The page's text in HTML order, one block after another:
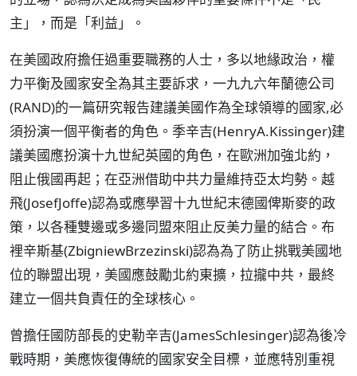
主」，而是「利益」。
在美國政府擔任過重要職務的人士，多以地緣政治，權
力平衡及國家安全為其主要訴求，一九九六年蘭德公司
(RAND)的一篇研究報告建議美國作為全球領導的國家,必
須扮演一個平衡者的角色。季辛吉(HenryA.Kissinger)建
議美國應扮演十九世紀英國的角色，在歐洲加強北約，
阻止俄國再起；在亞洲借助中共力量維持亞太均勢。越
飛(JosefJoffe)認為或應學習十九世紀末德國俾斯麥的政
策，以各種雙邊或多邊同盟來阻止反美力量的結合。布
裡辛斯基(ZbigniewBrzezinski)認為為了防止挑戰美國地
位的聯盟出現，美國應鼓勵北約東擴，拉攏中共，最終
建立一個共負責任的全球核心。
曾擔任國防部長的史勒辛吉(JamesSchlesinger)認為後冷
戰時期，美應恢復傳統的國家安全目標，並應特別重視